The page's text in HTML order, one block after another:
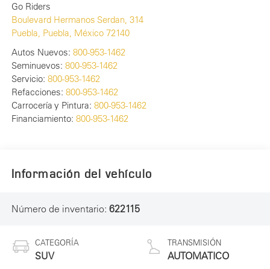
Go Riders
Boulevard Hermanos Serdan, 314
Puebla, Puebla, México 72140
Autos Nuevos: 800-953-1462
Seminuevos: 800-953-1462
Servicio: 800-953-1462
Refacciones: 800-953-1462
Carrocería y Pintura: 800-953-1462
Financiamiento: 800-953-1462
Información del vehículo
Número de inventario: 622115
CATEGORÍA
SUV
TRANSMISIÓN
AUTOMATICO